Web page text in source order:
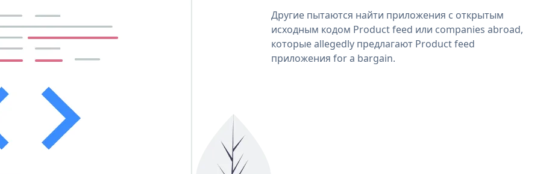
Другие пытаются найти приложения с открытым
исходным кодом Product feed или companies abroad,
которые allegedly предлагают Product feed
приложения for a bargain.